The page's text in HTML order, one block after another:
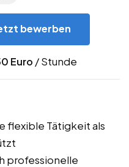
bewerben
Euro / Stunde
flexible Tätigkeit als
professionelle